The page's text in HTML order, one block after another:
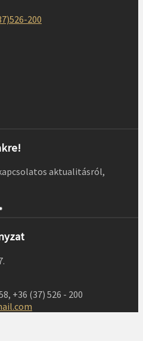
200
aktualitásról,
+36 (37) 526 - 200